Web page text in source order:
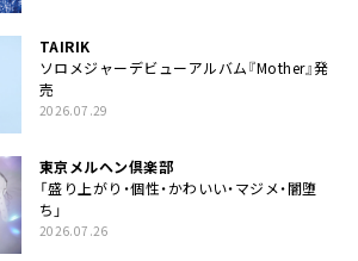
TAIRIK
ソロメジャーデビューアルバム『Mother』発
売
2026.07.29
東京メルヘン倶楽部
「盛り上がり・個性・かわいい・マジメ・闇堕
ち」
2026.07.26